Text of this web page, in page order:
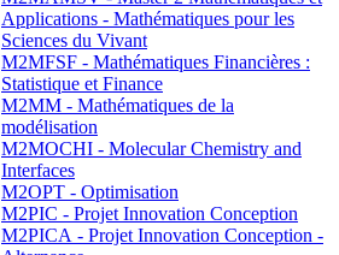
Applications - Mathématiques pour les
Sciences du Vivant
M2MFSF - Mathématiques Financières :
Statistique et Finance
M2MM - Mathématiques de la
modélisation
M2MOCHI - Molecular Chemistry and
Interfaces
M2OPT - Optimisation
M2PIC - Projet Innovation Conception
M2PICA - Projet Innovation Conception -